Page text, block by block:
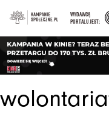
WYDAWCĄ
PORTALU JEST: